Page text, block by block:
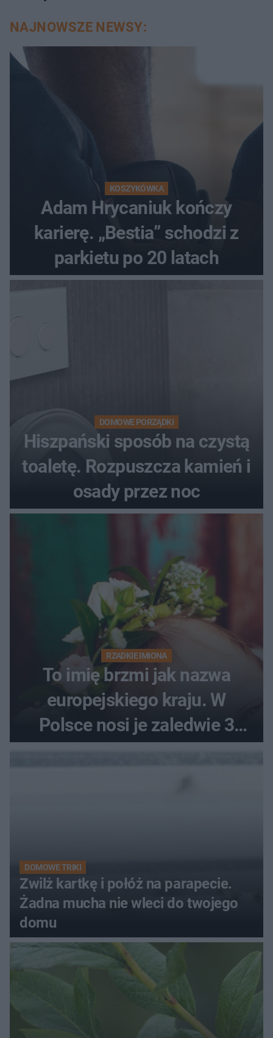
NAJNOWSZE NEWSY:
KOSZYKÓWKA
Adam Hrycaniuk kończy
karierę. „Bestia” schodzi z
parkietu po 20 latach
DOMOWE PORZĄDKI
Hiszpański sposób na czystą
toaletę. Rozpuszcza kamień i
osady przez noc
RZADKIE IMIONA
To imię brzmi jak nazwa
europejskiego kraju. W
Polsce nosi je zaledwie 3
DOMOWE TRIKI
Zwilż kartkę i połóż na parapecie.
Żadna mucha nie wleci do twojego
domu